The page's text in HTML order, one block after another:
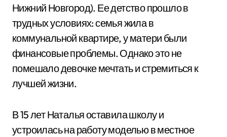
Нижний Новгород). Ее детство прошло в
трудных условиях: семья жила в
коммунальной квартире, у матери были
финансовые проблемы. Однако это не
помешало девочке мечтать и стремиться к
лучшей жизни.
В 15 лет Наталья оставила школу и
устроилась на работу моделью в местное